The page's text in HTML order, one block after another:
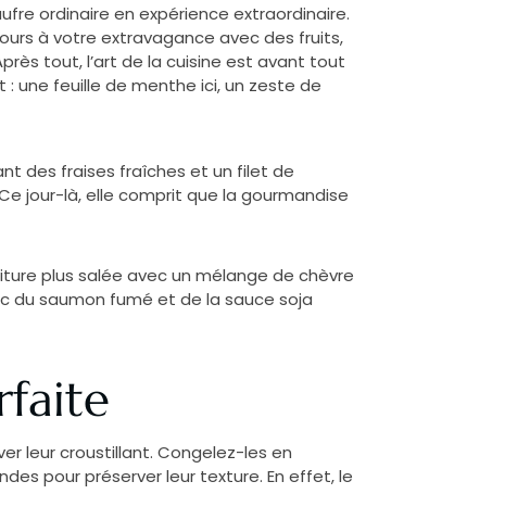
ordinaire en expérience extraordinaire.
à votre extravagance avec des fruits,
tout, l’art de la cuisine est avant tout
une feuille de menthe ici, un zeste de
des fraises fraîches et un filet de
jour-là, elle comprit que la gourmandise
plus salée avec un mélange de chèvre
du saumon fumé et de la sauce soja
leur croustillant. Congelez-les en
pour préserver leur texture. En effet, le